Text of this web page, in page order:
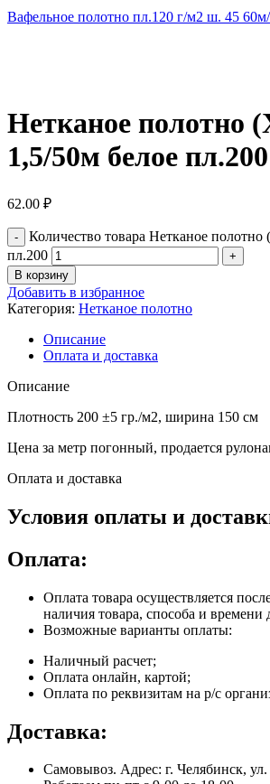
Вафельное полотно пл.120 г/м2 ш. 45
Нетканое полотно
1,5/50м белое пл.200
62.00 ₽
Количество товара Нетканое
пл.200
В корзину
Добавить в избранное
Категория: Нетканое полотно
Описание
Оплата и доставка
Описание
Плотность 200 ±5 гр./м2, ширина 150 см
Цена за метр погонный, продается
Оплата и доставка
Условия оплаты и
Оплата:
Оплата товара осуществляется
наличия товара, способа и времени
Возможные варианты оплаты:
Наличный расчет;
Оплата онлайн, картой;
Оплата по реквизитам на р/с
Доставка:
Самовывоз. Адрес: г. Челябинск,